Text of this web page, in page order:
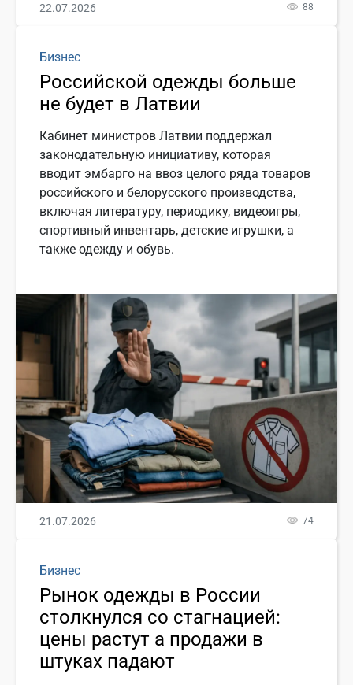
22.07.2026 88
Бизнес
Российской одежды больше
не будет в Латвии
Кабинет министров Латвии поддержал
законодательную инициативу, которая
вводит эмбарго на ввоз целого ряда товаров
российского и белорусского производства,
включая литературу, периодику, видеоигры,
спортивный инвентарь, детские игрушки, а
также одежду и обувь.
21.07.2026 74
Бизнес
Рынок одежды в России
столкнулся со стагнацией:
цены растут а продажи в
штуках падают